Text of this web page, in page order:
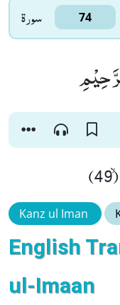
سورۃ 74
Kanz ul Iman
English
ul-Imaan